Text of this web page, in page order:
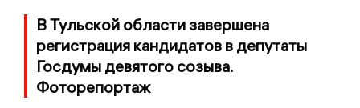
В Тульской области завершена
регистрация кандидатов в депутаты
Госдумы девятого созыва.
Фоторепортаж